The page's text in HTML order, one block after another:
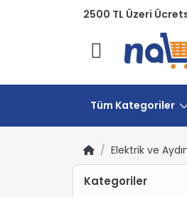
2500 TL Üzeri
Menü
Tüm Kategoriler
Elektrik ve
Kategoriler